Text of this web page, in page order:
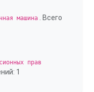
машина . Всего
прав
1